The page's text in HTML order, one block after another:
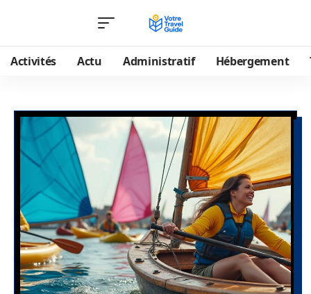
Activités Actu Administratif Hébergement